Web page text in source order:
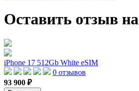
Оставить отзыв
iPhone 17 512Gb White eSIM
0 отзывов
93 900 ₽